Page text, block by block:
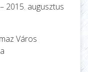
2015. augusztus
Város